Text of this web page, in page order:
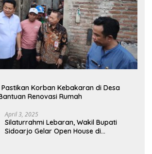
Korban Kebakaran di Desa
Renovasi Rumah
April 3, 2025
Silaturrahmi Lebaran, Wakil Bupati
Sidoarjo Gelar Open House di